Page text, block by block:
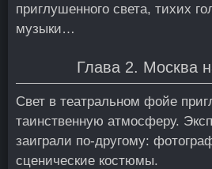
приглушенного света, тихих
музыки…
Глава 2. Москва
Свет в театральном фойе
таинственную атмосферу.
заиграли по-другому:
сценические костюмы.